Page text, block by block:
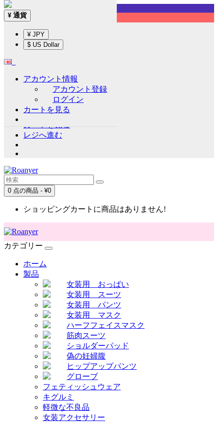
Sign up!
通貨
アカウント情報
アカウント登録
ログイン
ウイッシュリスト (0)
レジへ進む
0 点の商品 - ¥0
ショッピングカートに商品はありません!
¥ 通貨
¥ JPY
$ US Dollar
アカウント情報
アカウント登録
ログイン
カートを見る
カテゴリー
ホーム
製品
女装用 おっぱい
女装用 スーツ
女装用 パンツ
女装用 マスク
ハーフフェイスマスク
筋肉スーツ
ショルダーパッド
偽の妊婦腹
ヒップアップパンツ
グローブ
フェティッシュウェア
キグルミ
軽微な不良品
女装アクセサリー